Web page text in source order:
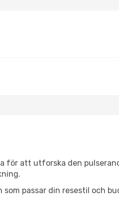
för att utforska den
passar din resestil och